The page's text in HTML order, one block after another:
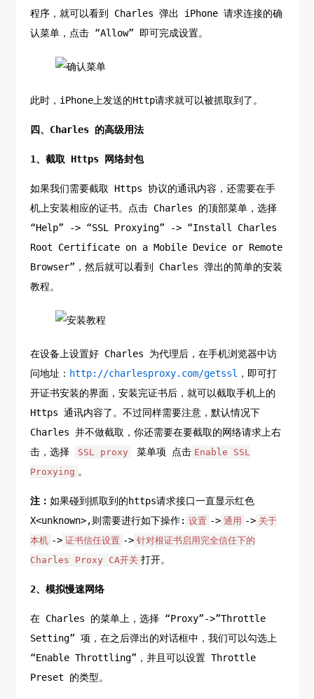
程序，就可以看到 Charles 弹出 iPhone 请求连接的确
认菜单，点击 “Allow” 即可完成设置。
此时，iPhone上发送的Http请求就可以被抓取到了。
四、Charles 的高级用法
1、截取 Https 网络封包
如果我们需要截取 Https 协议的通讯内容，还需要在手
机上安装相应的证书。点击 Charles 的顶部菜单，选择
“Help” -> “SSL Proxying” -> “Install Charles
Root Certificate on a Mobile Device or Remote
Browser”，然后就可以看到 Charles 弹出的简单的安装
教程。
在设备上设置好 Charles 为代理后，在手机浏览器中访
问地址： http://charlesproxy.com/getssl ，即可打
开证书安装的界面，安装完证书后，就可以截取手机上的
Https 通讯内容了。不过同样需要注意，默认情况下
Charles 并不做截取，你还需要在要截取的网络请求上右
击，选择
SSL proxy 菜单项 点击 Enable SSL
Proxying 。
注： 如果碰到抓取到的https请求接口一直显示红色
X<unknown>,则需要进行如下操作: 设置 -> 通用 -> 关于
本机 -> 证书信任设置 -> 针对根证书启用完全信任下的
Charles Proxy CA开关 打开。
2、模拟慢速网络
在 Charles 的菜单上，选择 “Proxy”->”Throttle
Setting” 项，在之后弹出的对话框中，我们可以勾选上
“Enable Throttling”，并且可以设置 Throttle
Preset 的类型。